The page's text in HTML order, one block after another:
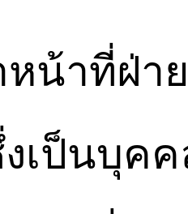
หน้าที่ฝ่า
เป็นบุค